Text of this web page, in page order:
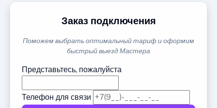
Заказ подключения
Поможем выбрать оптимальный тариф и оформим
быстрый выезд Мастера
Представьтесь, пожалуйста
Телефон для связи